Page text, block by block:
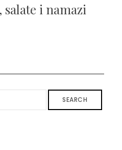
salate i namazi
SEARCH